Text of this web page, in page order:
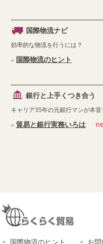
国際物流ナビ
効率的な物流を行うには？
国際物流のヒント
銀行と上手くつき合う
キャリア35年の元銀行マンが本音
貿易と銀行実務いろは
国際物流のヒント お